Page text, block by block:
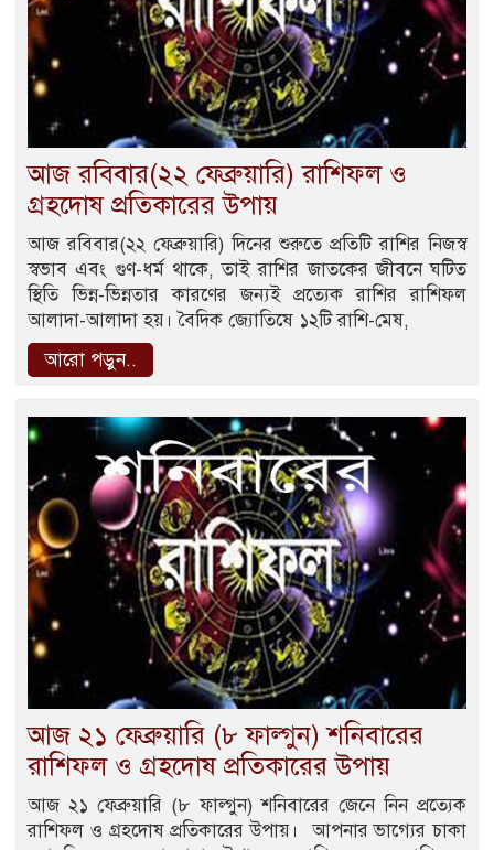
আজ রবিবার(২২ ফেব্রুয়ারি) রাশিফল ও
গ্রহদোষ প্রতিকারের উপায়
আজ রবিবার(২২ ফেব্রুয়ারি) দিনের শুরুতে প্রতিটি রাশির নিজস্ব
স্বভাব এবং গুণ-ধর্ম থাকে, তাই রাশির জাতকের জীবনে ঘটিত
স্থিতি ভিন্ন-ভিন্নতার কারণের জন্যই প্রত্যেক রাশির রাশিফল
আলাদা-আলাদা হয়। বৈদিক জ্যোতিষে ১২টি রাশি-মেষ,
আরো পড়ুন..
আজ ২১ ফেব্রুয়ারি (৮ ফাল্গুন) শনিবারের
রাশিফল ও গ্রহদোষ প্রতিকারের উপায়
আজ ২১ ফেব্রুয়ারি (৮ ফাল্গুন) শনিবারের জেনে নিন প্রত্যেক
রাশিফল ও গ্রহদোষ প্রতিকারের উপায়। আপনার ভাগ্যের চাকা